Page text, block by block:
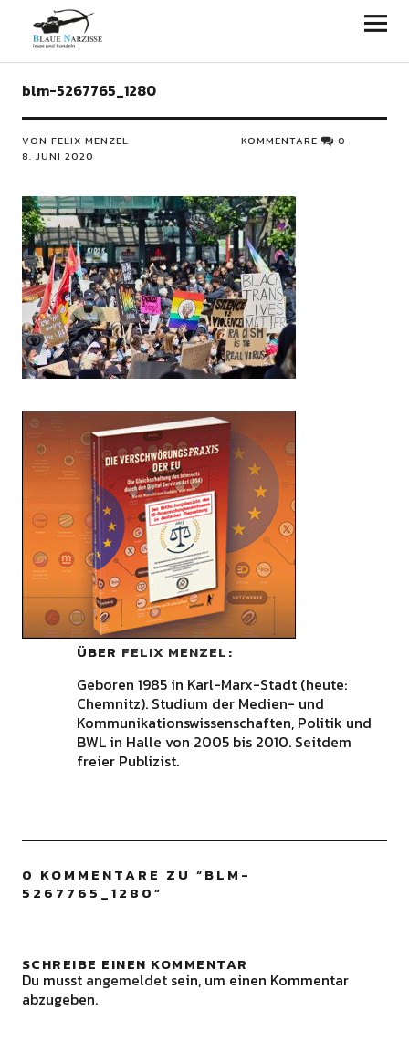
Blaue Narzisse
blm-5267765_1280
VON FELIX MENZEL
8. JUNI 2020
KOMMENTARE 0
ÜBER FELIX MENZEL
Geboren 1985 in Karl-Marx-Stadt (heute:
Chemnitz). Studium der Medien- und
Kommunikationswissenschaften, Politik und
BWL in Halle von 2005 bis 2010. Seitdem
freier Publizist.
0 KOMMENTARE ZU “BLM-
5267765_1280”
SCHREIBE EINEN KOMMENTAR
Du musst angemeldetsein, um einen Kommentar
abzugeben.